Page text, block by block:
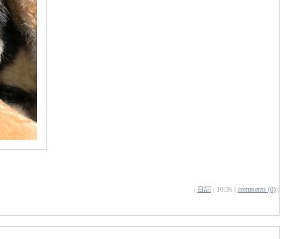
| 日記 | 10:36 | comments (0)|